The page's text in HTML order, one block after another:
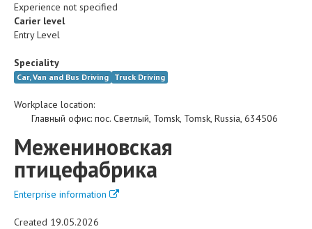
Experience not specified
Carier level
Entry Level
Speciality
Car, Van and Bus Driving Truck Driving
Workplace location:
Главный офис: пос. Светлый, Tomsk, Tomsk, Russia, 634506
Межениновская
птицефабрика
Enterprise information
Created 19.05.2026